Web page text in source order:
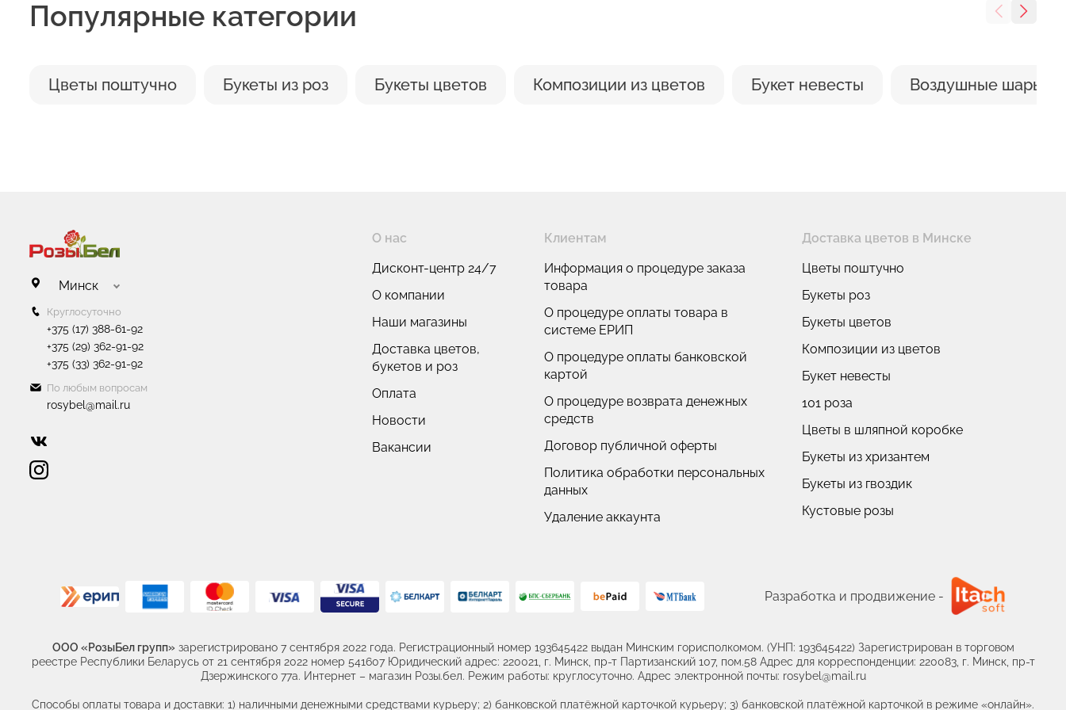
Популярные категории
Цветы поштучно Букеты из роз Букеты цветов Композиции из цветов Букет невесты Воздушные шары
Минск
Круглосуточно
+375 (17) 388-61-92
+375 (29) 362-91-92
+375 (33) 362-91-92
По любым вопросам
rosybel@mail.ru
О нас
Дисконт-центр 24/7
О компании
Наши магазины
Доставка цветов,
букетов и роз
Оплата
Новости
Вакансии
Клиентам
Информация о процедуре заказа
товара
О процедуре оплаты товара в
системе ЕРИП
О процедуре оплаты банковской
картой
О процедуре возврата денежных
средств
Договор публичной оферты
Политика обработки персональных
данных
Удаление аккаунта
Доставка цветов в Минске
Цветы поштучно
Букеты роз
Букеты цветов
Композиции из цветов
Букет невесты
101 роза
Цветы в шляпной коробке
Букеты из хризантем
Букеты из гвоздик
Кустовые розы
Разработка и продвижение -
ООО «РозыБел групп» зарегистрировано 7 сентября 2022 года. Регистрационный номер 193645422 выдан Минским горисполкомом. (УНП: 193645422) Зарегистрирован в торговом
реестре Республики Беларусь от 21 сентября 2022 номер 541607 Юридический адрес: 220021, г. Минск, пр-т Партизанский 107, пом.58 Адрес для корреспонденции: 220083, г. Минск, пр-т
Дзержинского 77а. Интернет – магазин Розы.бел. Режим работы: круглосуточно. Адрес электронной почты: rosybel@mail.ru
Способы оплаты товара и доставки: 1) наличными денежными средствами курьеру; 2) банковской платёжной карточкой курьеру; 3) банковской платёжной карточкой в режиме «онлайн».